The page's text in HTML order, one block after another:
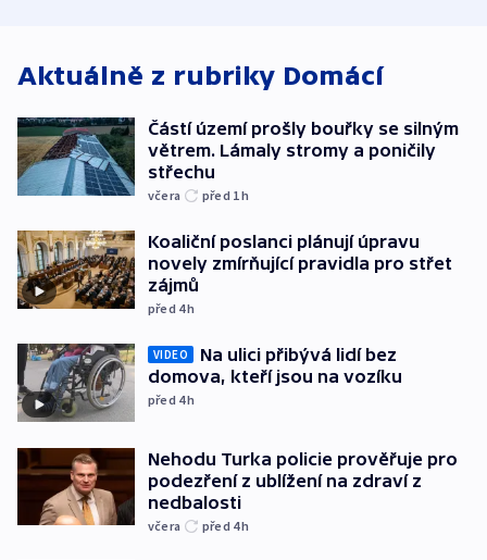
Aktuálně z rubriky Domácí
Částí území prošly bouřky se silným
větrem. Lámaly stromy a poničily
střechu
včera před 1h
Koaliční poslanci plánují úpravu
novely zmírňující pravidla pro střet
zájmů
před 4h
VIDEO
Na ulici přibývá lidí bez
domova, kteří jsou na vozíku
před 4h
Nehodu Turka policie prověřuje pro
podezření z ublížení na zdraví z
nedbalosti
včera před 4h